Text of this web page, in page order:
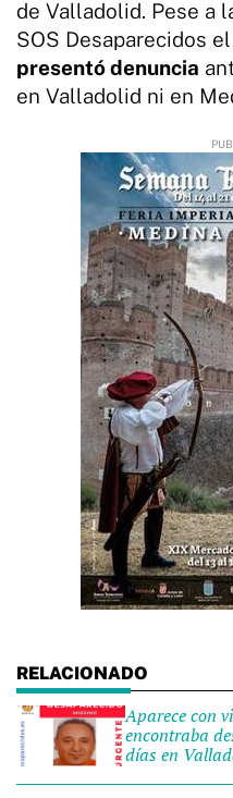
de Valladolid. Pese a
SOS Desaparecidos
presentó denuncia
en Valladolid ni en
Aparece con
encontraba
días en